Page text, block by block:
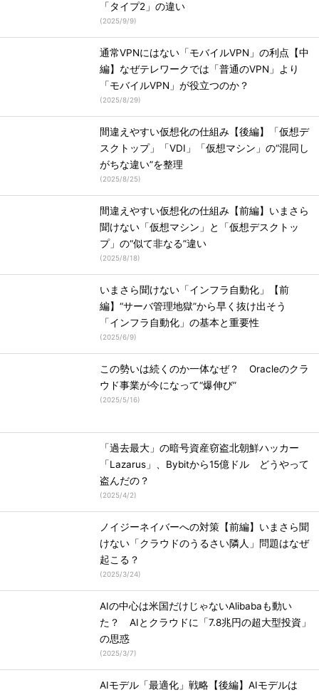
「タイプ2」の違い
(2025/9/9)
通常VPNにはない「モバイルVPN」の利点【中
編】なぜテレワークでは「普通のVPN」より
「モバイルVPN」が役立つのか？
(2025/8/29)
間違えやすい仮想化の仕組み【後編】「仮想デ
スクトップ」「VDI」「仮想マシン」の“混同し
がちな違い”を整理
(2025/8/25)
間違えやすい仮想化の仕組み【前編】いまさら
聞けない「仮想マシン」と「仮想デスクトッ
プ」の“似て非なる”違い
(2025/8/18)
いまさら聞けない「インフラ自動化」【前
編】“サーバ管理地獄”から早く抜け出そう
「インフラ自動化」の基本と重要性
(2025/6/9)
この勢いは続くのか一体なぜ？ Oracleのクラ
ウド事業が今になって“爆伸び”
(2025/5/16)
「過去最大」の暗号資産窃盗北朝鮮ハッカー
「Lazarus」、Bybitから15億ドル どうやって
盗んだの？
(2025/4/2)
ノイジーネイバーへの対策【前編】いまさら聞
けない「クラウドのうるさい隣人」問題はなぜ
起こる？
(2025/3/24)
AIの中心は米国だけじゃないAlibabaも動い
た？ AIとクラウドに「7.8兆円の超大型投資」
の思惑
(2025/3/7)
AIモデル「最適化」戦略【後編】AIモデルは